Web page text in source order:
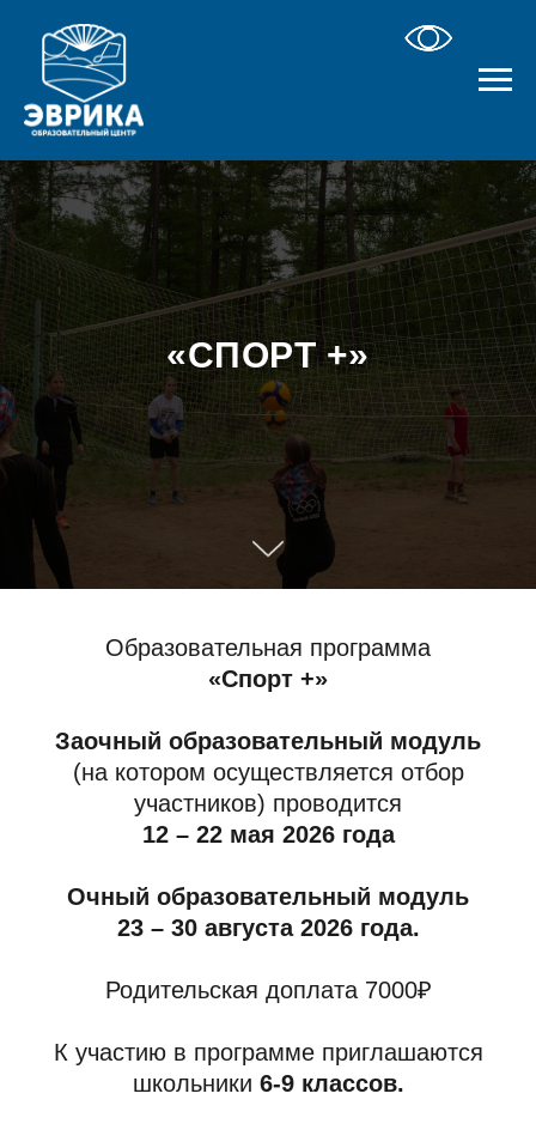
«СПОРТ +»
Образовательная программа
«Спорт +»
Заочный образовательный модуль
(на котором осуществляется отбор
участников) проводится
12 – 22 мая 2026 года
Очный образовательный модуль
23 – 30 августа 2026 года.
Родительская доплата 7000₽
К участию в программе приглашаются
школьники 6-9 классов.